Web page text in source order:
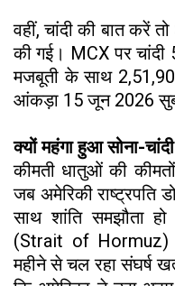
वहीं, चांदी की बात करें
की गई। MCX पर चांदी
मजबूती के साथ
आंकड़ा 15 जून 2026
क्यों महंगा हुआ सोना-
कीमती धातुओं की
जब अमेरिकी राष्ट्रपति
साथ शांति समझौता
(Strait of Hormuz)
महीने से चल रहा संघर्ष